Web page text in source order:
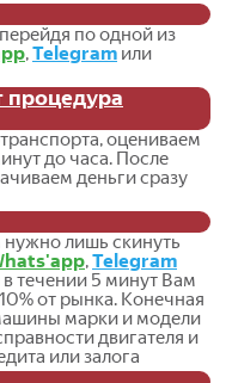
по одной из
,Telegram или
процедура
оцениваем
до часа. После
деньги сразу
лишь скинуть
,Telegram
в течении 5 минут Вам
от рынка. Конечная
марки и модели
двигателя и
или залога